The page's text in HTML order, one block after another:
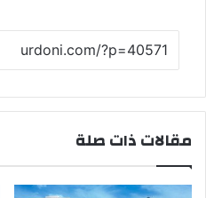
مقالات ذات صلة